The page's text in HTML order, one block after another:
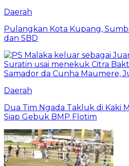
Daerah
Pulangkan Kota Kupang,
dan SBD
Daerah
Dua Tim Ngada Takluk di Kaki
Siap Gebuk BMP Flotim